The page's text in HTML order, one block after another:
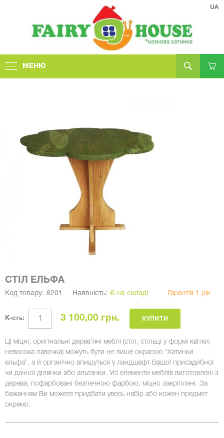
МЕНЮ
UA
СТІЛ ЕЛЬФА
Код товару: 6201 Наявність: Є на складі Гарантія 1 рік
К-сть: 3 100,00 грн. КУПИТИ
Ці міцні, оригінальні дерев’яні меблі (стіл, стільці у формі квітки,
невисока лавочка) можуть бути не лише окрасою “Хатинки
ельфа”, а й органічно впишуться у ландшафт Вашої присадибної
чи дачної ділянки або альтанки. Усі елементи меблів виготовлені з
дерева, пофарбовані безпечною фарбою, міцно закріплені. За
бажанням Ви можете придбати увесь набір або кожен предмет
окремо.